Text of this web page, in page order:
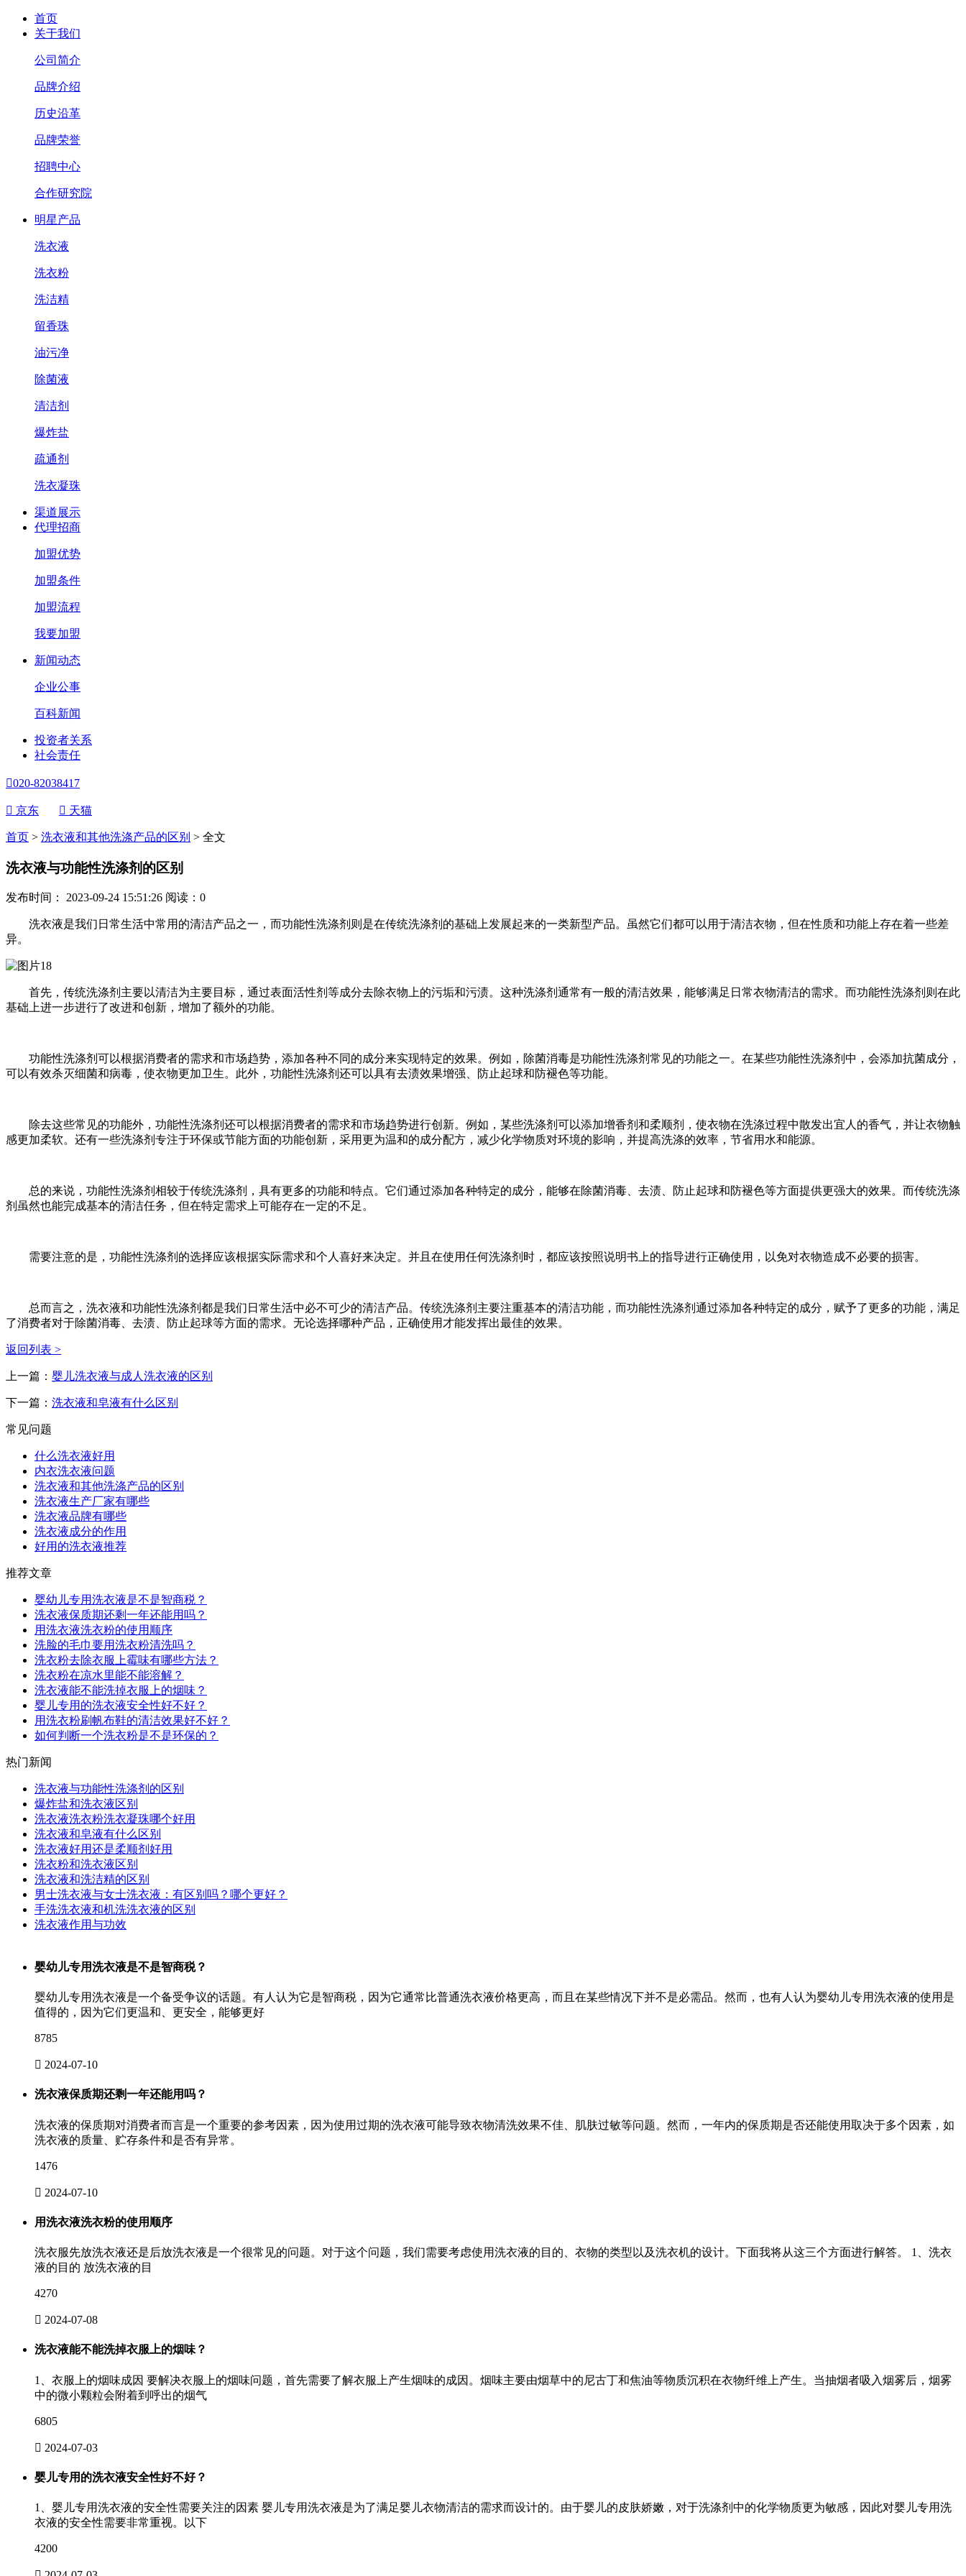
首页
关于我们
公司简介
品牌介绍
历史沿革
品牌荣誉
招聘中心
合作研究院
明星产品
洗衣液
洗衣粉
洗洁精
留香珠
油污净
除菌液
清洁剂
爆炸盐
疏通剂
洗衣凝珠
渠道展示
代理招商
加盟优势
加盟条件
加盟流程
我要加盟
新闻动态
企业公事
百科新闻
投资者关系
社会责任
020-82038417
 京东  天猫
首页 > 洗衣液和其他洗涤产品的区别 > 全文
洗衣液与功能性洗涤剂的区别
发布时间： 2023-09-24 15:51:26 阅读： 0
洗衣液是我们日常生活中常用的清洁产品之一，而功能性洗涤剂则是在传统洗涤剂的基础上发展起来的一类新型产品。虽然它们都可以用于清洁衣物，但在性质和功能上存在着一些差
异。
首先，传统洗涤剂主要以清洁为主要目标，通过表面活性剂等成分去除衣物上的污垢和污渍。这种洗涤剂通常有一般的清洁效果，能够满足日常衣物清洁的需求。而功能性洗涤剂则在此
基础上进一步进行了改进和创新，增加了额外的功能。
功能性洗涤剂可以根据消费者的需求和市场趋势，添加各种不同的成分来实现特定的效果。例如，除菌消毒是功能性洗涤剂常见的功能之一。在某些功能性洗涤剂中，会添加抗菌成分，
可以有效杀灭细菌和病毒，使衣物更加卫生。此外，功能性洗涤剂还可以具有去渍效果增强、防止起球和防褪色等功能。
除去这些常见的功能外，功能性洗涤剂还可以根据消费者的需求和市场趋势进行创新。例如，某些洗涤剂可以添加增香剂和柔顺剂，使衣物在洗涤过程中散发出宜人的香气，并让衣物触
感更加柔软。还有一些洗涤剂专注于环保或节能方面的功能创新，采用更为温和的成分配方，减少化学物质对环境的影响，并提高洗涤的效率，节省用水和能源。
总的来说，功能性洗涤剂相较于传统洗涤剂，具有更多的功能和特点。它们通过添加各种特定的成分，能够在除菌消毒、去渍、防止起球和防褪色等方面提供更强大的效果。而传统洗涤
剂虽然也能完成基本的清洁任务，但在特定需求上可能存在一定的不足。
需要注意的是，功能性洗涤剂的选择应该根据实际需求和个人喜好来决定。并且在使用任何洗涤剂时，都应该按照说明书上的指导进行正确使用，以免对衣物造成不必要的损害。
总而言之，洗衣液和功能性洗涤剂都是我们日常生活中必不可少的清洁产品。传统洗涤剂主要注重基本的清洁功能，而功能性洗涤剂通过添加各种特定的成分，赋予了更多的功能，满足
了消费者对于除菌消毒、去渍、防止起球等方面的需求。无论选择哪种产品，正确使用才能发挥出最佳的效果。
返回列表 >
上一篇： 婴儿洗衣液与成人洗衣液的区别
下一篇： 洗衣液和皂液有什么区别
常见问题
什么洗衣液好用
内衣洗衣液问题
洗衣液和其他洗涤产品的区别
洗衣液生产厂家有哪些
洗衣液品牌有哪些
洗衣液成分的作用
好用的洗衣液推荐
推荐文章
婴幼儿专用洗衣液是不是智商税？
洗衣液保质期还剩一年还能用吗？
用洗衣液洗衣粉的使用顺序
洗脸的毛巾要用洗衣粉清洗吗？
洗衣粉去除衣服上霉味有哪些方法？
洗衣粉在凉水里能不能溶解？
洗衣液能不能洗掉衣服上的烟味？
婴儿专用的洗衣液安全性好不好？
用洗衣粉刷帆布鞋的清洁效果好不好？
如何判断一个洗衣粉是不是环保的？
热门新闻
洗衣液与功能性洗涤剂的区别
爆炸盐和洗衣液区别
洗衣液洗衣粉洗衣凝珠哪个好用
洗衣液和皂液有什么区别
洗衣液好用还是柔顺剂好用
洗衣粉和洗衣液区别
洗衣液和洗洁精的区别
男士洗衣液与女士洗衣液：有区别吗？哪个更好？
手洗洗衣液和机洗洗衣液的区别
洗衣液作用与功效
婴幼儿专用洗衣液是不是智商税？
婴幼儿专用洗衣液是一个备受争议的话题。有人认为它是智商税，因为它通常比普通洗衣液价格更高，而且在某些情况下并不是必需品。然而，也有人认为婴幼儿专用洗衣液的使用是
值得的，因为它们更温和、更安全，能够更好
8785
 2024-07-10
洗衣液保质期还剩一年还能用吗？
洗衣液的保质期对消费者而言是一个重要的参考因素，因为使用过期的洗衣液可能导致衣物清洗效果不佳、肌肤过敏等问题。然而，一年内的保质期是否还能使用取决于多个因素，如
洗衣液的质量、贮存条件和是否有异常。
1476
 2024-07-10
用洗衣液洗衣粉的使用顺序
洗衣服先放洗衣液还是后放洗衣液是一个很常见的问题。对于这个问题，我们需要考虑使用洗衣液的目的、衣物的类型以及洗衣机的设计。下面我将从这三个方面进行解答。 1、洗衣
液的目的 放洗衣液的目
4270
 2024-07-08
洗衣液能不能洗掉衣服上的烟味？
1、衣服上的烟味成因 要解决衣服上的烟味问题，首先需要了解衣服上产生烟味的成因。烟味主要由烟草中的尼古丁和焦油等物质沉积在衣物纤维上产生。当抽烟者吸入烟雾后，烟雾
中的微小颗粒会附着到呼出的烟气
6805
 2024-07-03
婴儿专用的洗衣液安全性好不好？
1、婴儿专用洗衣液的安全性需要关注的因素 婴儿专用洗衣液是为了满足婴儿衣物清洁的需求而设计的。由于婴儿的皮肤娇嫩，对于洗涤剂中的化学物质更为敏感，因此对婴儿专用洗
衣液的安全性需要非常重视。以下
4200